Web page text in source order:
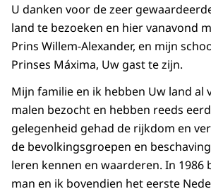
U danken voor de zeer
land te bezoeken en hier vanavond
Prins Willem-Alexander, en mijn
Prinses Máxima, Uw gast te zijn.
Mijn familie en ik hebben Uw land al
malen bezocht en hebben reeds
gelegenheid gehad de rijkdom en
de bevolkingsgroepen en
leren kennen en waarderen. In 1986
man en ik bovendien het eerste